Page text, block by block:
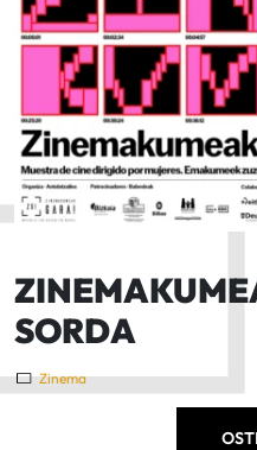
SORDA
Zinema